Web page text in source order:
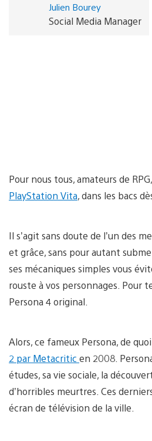
Julien Bourey
Social Media Manager
Pour nous tous, amateurs de
PlayStation Vita, dans les bacs
Il s’agit sans doute de l’un des
et grâce, sans pour autant
ses mécaniques simples vous
rouste à vos personnages. Pour
Persona 4 original.
Alors, ce fameux Persona, de
2 par Metacritic en 2008.
études, sa vie sociale, la
d’horribles meurtres. Ces
écran de télévision de la ville.